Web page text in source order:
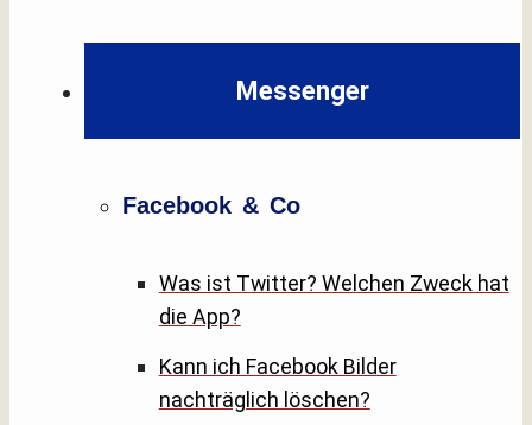
Messenger
Facebook & Co
Was ist Twitter? Welchen Zweck hat
die App?
Kann ich Facebook Bilder
nachträglich löschen?